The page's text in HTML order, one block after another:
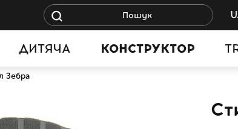
ДИТЯЧА КОНСТРУКТОР
Зебра